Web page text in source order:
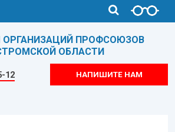
ОРГАНИЗАЦИЙ ПРОФСОЮЗОВ
ОБЛАСТИ
12 НАПИШИТЕ НАМ